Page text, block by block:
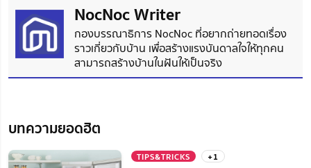
NocNoc Writer
กองบรรณาธิการ NocNoc ที่อยากถ่ายทอดเรื่อง
ราวเกี่ยวกับบ้าน เพื่อสร้างแรงบันดาลใจให้ทุกคน
สามารถสร้างบ้านในฝันให้เป็นจริง
บทความยอดฮิต
TIPS&TRICKS +1